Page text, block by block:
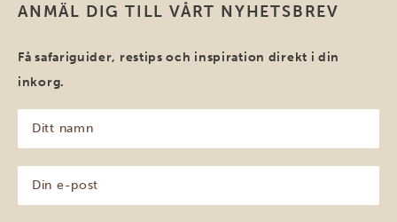
ANMÄL DIG TILL VÅRT NYHETSBREV
Få safariguider, restips och inspiration direkt i din
inkorg.
namn
(Obligatoriskt)
post